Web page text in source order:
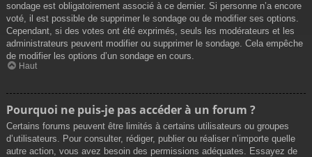
sondage est obligatoirement associé à ce dernier. Si personne n’a encore
voté, il est possible de supprimer le sondage ou de modifier ses options.
Cependant, si des votes ont été exprimés, seuls les modérateurs et les
administrateurs peuvent modifier ou supprimer le sondage. Cela empêche
de modifier les options d’un sondage en cours.
Haut
Pourquoi ne puis-je pas accéder à un forum ?
Certains forums peuvent être limités à certains utilisateurs ou groupes
d’utilisateurs. Pour consulter, rédiger, publier ou réaliser n’importe quelle
autre action, vous avez besoin des permissions adéquates. Essayez de